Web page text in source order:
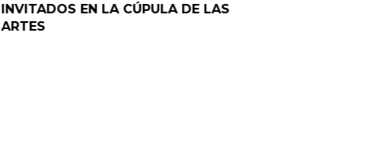
INVITADOS EN LA CÚPULA DE LAS
ARTES